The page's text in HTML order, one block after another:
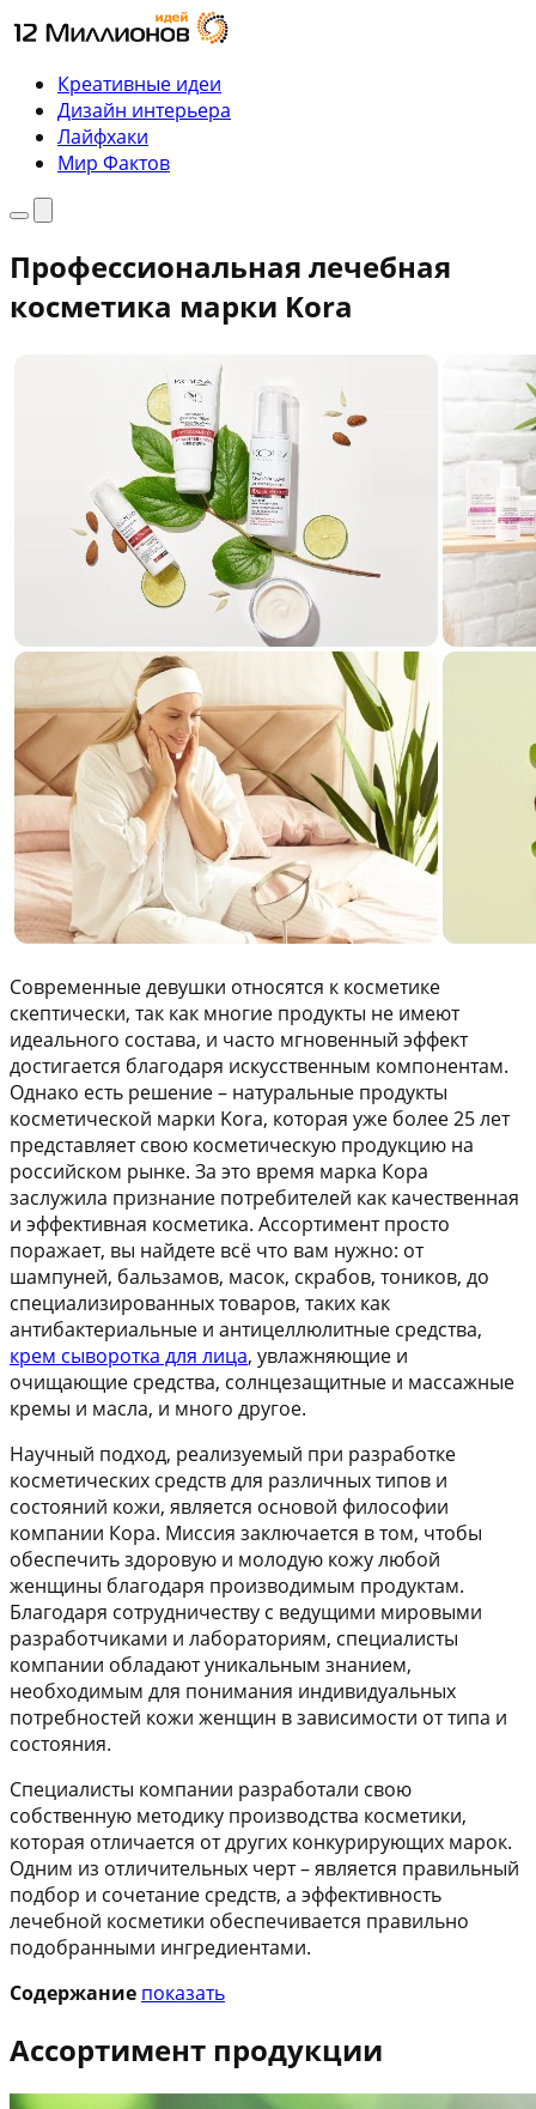
Перейти
к
содержимому
Креативные идеи
Дизайн интерьера
Лайфхаки
Мир Фактов
МенюПоиск
Профессиональная лечебная
косметика марки Kora
Современные девушки относятся к косметике
скептически, так как многие продукты не имеют
идеального состава, и часто мгновенный эффект
достигается благодаря искусственным компонентам.
Однако есть решение – натуральные продукты
косметической марки Kora, которая уже более 25 лет
представляет свою косметическую продукцию на
российском рынке. За это время марка Кора
заслужила признание потребителей как качественная
и эффективная косметика. Ассортимент просто
поражает, вы найдете всё что вам нужно: от
шампуней, бальзамов, масок, скрабов, тоников, до
специализированных товаров, таких как
антибактериальные и антицеллюлитные средства,
крем сыворотка для лица, увлажняющие и
очищающие средства, солнцезащитные и массажные
кремы и масла, и много другое.
Научный подход, реализуемый при разработке
косметических средств для различных типов и
состояний кожи, является основой философии
компании Кора. Миссия заключается в том, чтобы
обеспечить здоровую и молодую кожу любой
женщины благодаря производимым продуктам.
Благодаря сотрудничеству с ведущими мировыми
разработчиками и лабораториям, специалисты
компании обладают уникальным знанием,
необходимым для понимания индивидуальных
потребностей кожи женщин в зависимости от типа и
состояния.
Специалисты компании разработали свою
собственную методику производства косметики,
которая отличается от других конкурирующих марок.
Одним из отличительных черт – является правильный
подбор и сочетание средств, а эффективность
лечебной косметики обеспечивается правильно
подобранными ингредиентами.
Содержание показать
Ассортимент продукции